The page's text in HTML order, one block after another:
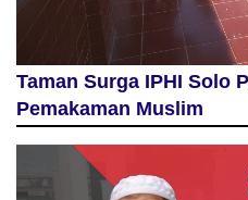
Taman Surga IPHI Solo
Pemakaman Muslim